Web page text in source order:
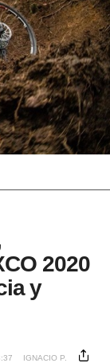
2020
y
IGNACIO P.